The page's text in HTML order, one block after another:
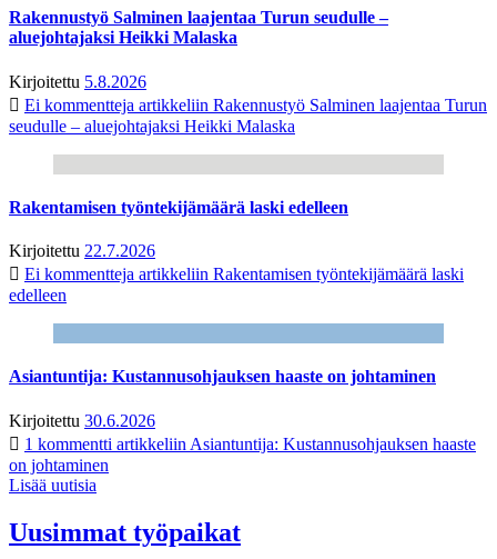
Rakennustyö Salminen laajentaa Turun seudulle –
aluejohtajaksi Heikki Malaska
Kirjoitettu 5.8.2026
Ei kommentteja artikkeliin Rakennustyö Salminen laajentaa Turun
seudulle – aluejohtajaksi Heikki Malaska
Rakentamisen työntekijämäärä laski edelleen
Kirjoitettu 22.7.2026
Ei kommentteja artikkeliin Rakentamisen työntekijämäärä laski
edelleen
Asiantuntija: Kustannusohjauksen haaste on johtaminen
Kirjoitettu 30.6.2026
1 kommentti artikkeliin Asiantuntija: Kustannusohjauksen haaste
on johtaminen
Lisää uutisia
Uusimmat työpaikat